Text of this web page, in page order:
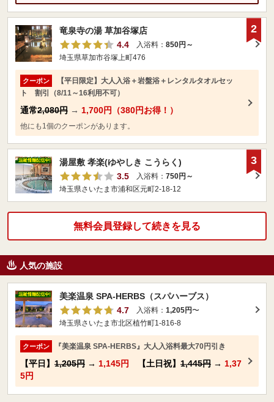
竜泉寺の湯 草加谷塚店
4.4
入浴料： 850円～
埼玉県草加市谷塚上町476
クーポン
【平日限定】大人入浴＋岩盤浴＋レンタルタオルセッ
ト 割引（8/11～16利用不可）
通常2,080円 → 1,700円（380円お得！）
他にも1個のクーポンがあります。
2
湯屋敷 孝楽(ゆやしき こうらく)
3.5
入浴料： 750円～
埼玉県さいたま市浦和区元町2-18-12
3
無料会員登録して続きを見る
人気の施設
美楽温泉 SPA-HERBS（スパハーブス）
4.7
入浴料： 1,205円〜
埼玉県さいたま市北区植竹町1-816-8
クーポン 『美楽温泉 SPA-HERBS』大人入浴料最大70円引き
【平日】 1,205円 → 1,145円 【土日祝】 1,445円 → 1,37
5円